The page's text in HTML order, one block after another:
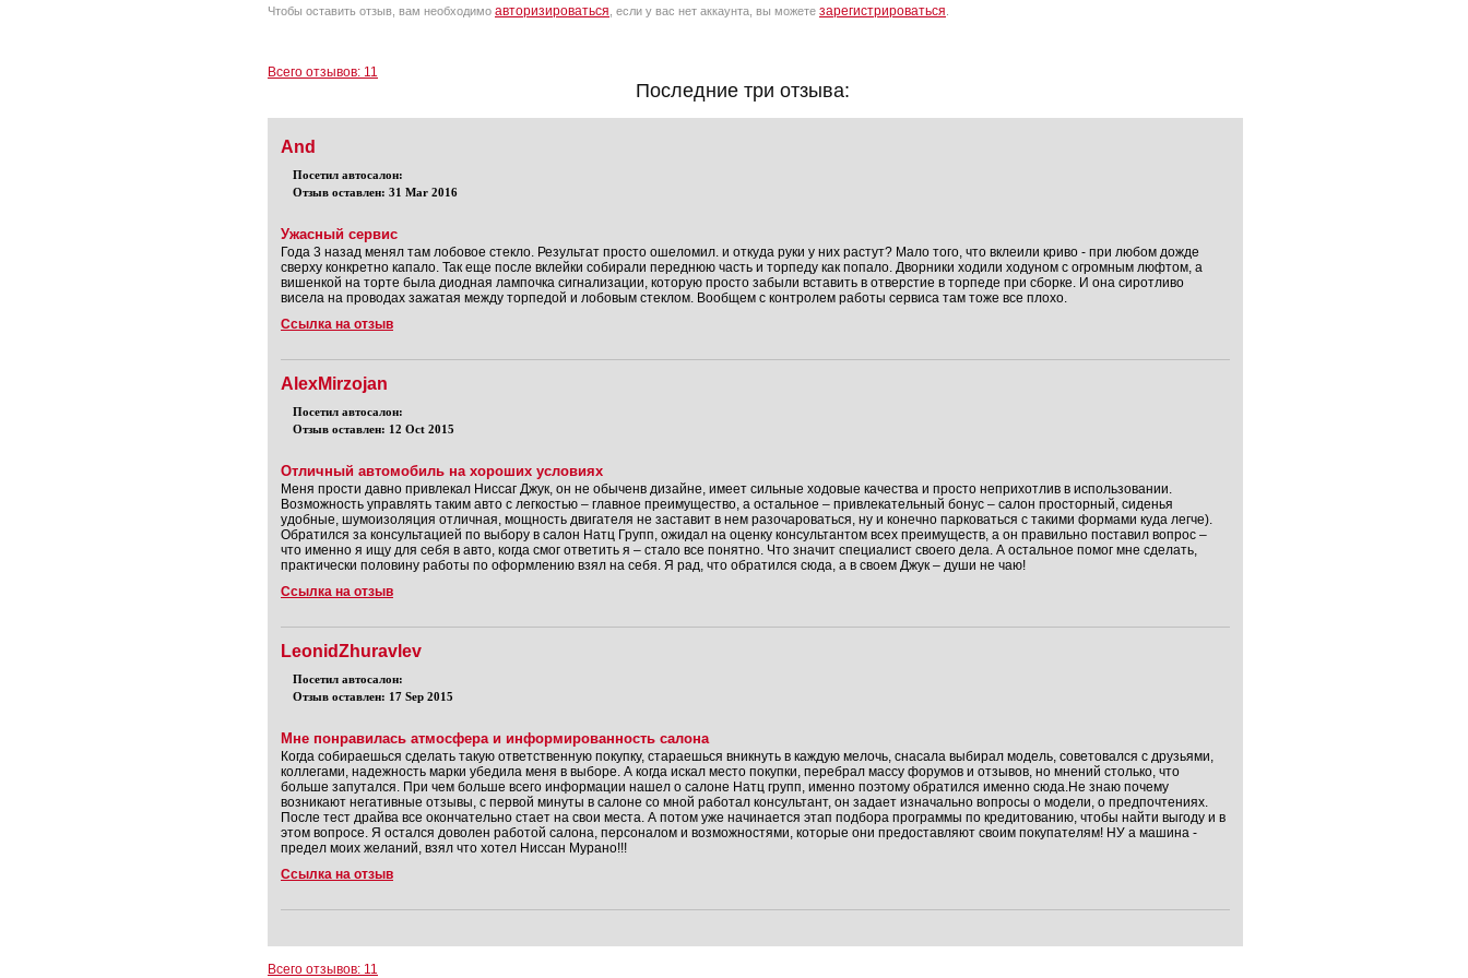
Чтобы оставить отзыв, вам необходимо авторизироваться , если у вас нет аккаунта, вы можете зарегистрироваться
Всего отзывов: 11
Последние три отзыва:
And
Посетил автосалон:
Отзыв оставлен: 31 Mar 2016
Ужасный сервис
Года 3 назад менял там лобовое стекло. Результат просто ошеломил. и откуда руки у них растут? Мало того, что вклеили криво - при любом дожде
сверху конкретно капало. Так еще после вклейки собирали переднюю часть и торпеду как попало. Дворники ходили ходуном с огромным люфтом, а
вишенкой на торте была диодная лампочка сигнализации, которую просто забыли вставить в отверстие в торпеде при сборке. И она сиротливо
висела на проводах зажатая между торпедой и лобовым стеклом. Вообщем с контролем работы сервиса там тоже все плохо.
Ссылка на отзыв
AlexMirzojan
Посетил автосалон:
Отзыв оставлен: 12 Oct 2015
Отличный автомобиль на хороших условиях
Меня прости давно привлекал Ниссаг Джук, он не обыченв дизайне, имеет сильные ходовые качества и просто неприхотлив в использовании.
Возможность управлять таким авто с легкостью – главное преимущество, а остальное – привлекательный бонус – салон просторный, сиденья
удобные, шумоизоляция отличная, мощность двигателя не заставит в нем разочароваться, ну и конечно парковаться с такими формами куда легче).
Обратился за консультацией по выбору в салон Натц Групп, ожидал на оценку консультантом всех преимуществ, а он правильно поставил вопрос –
что именно я ищу для себя в авто, когда смог ответить я – стало все понятно. Что значит специалист своего дела. А остальное помог мне сделать,
практически половину работы по оформлению взял на себя. Я рад, что обратился сюда, а в своем Джук – души не чаю!
Ссылка на отзыв
LeonidZhuravlev
Посетил автосалон:
Отзыв оставлен: 17 Sep 2015
Мне понравилась атмосфера и информированность салона
Когда собираешься сделать такую ответственную покупку, стараешься вникнуть в каждую мелочь, снасала выбирал модель, советовался с друзьями,
коллегами, надежность марки убедила меня в выборе. А когда искал место покупки, перебрал массу форумов и отзывов, но мнений столько, что
больше запутался. При чем больше всего информации нашел о салоне Натц групп, именно поэтому обратился именно сюда.Не знаю почему
возникают негативные отзывы, с первой минуты в салоне со мной работал консультант, он задает изначально вопросы о модели, о предпочтениях.
После тест драйва все окончательно стает на свои места. А потом уже начинается этап подбора программы по кредитованию, чтобы найти выгоду и в
этом вопросе. Я остался доволен работой салона, персоналом и возможностями, которые они предоставляют своим покупателям! НУ а машина -
предел моих желаний, взял что хотел Ниссан Мурано!!!
Ссылка на отзыв
Всего отзывов: 11